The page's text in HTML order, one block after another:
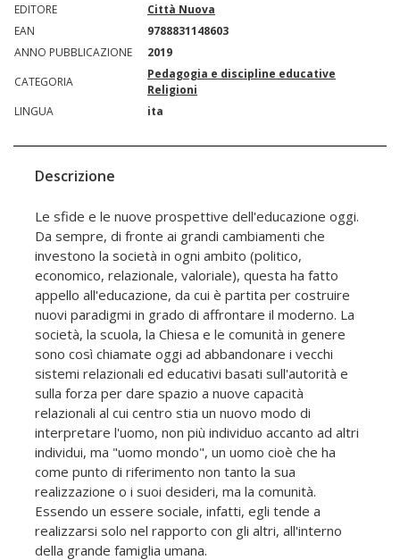
EDITORE
Città Nuova
EAN
9788831148603
ANNO PUBBLICAZIONE
2019
CATEGORIA
Pedagogia e discipline educative
Religioni
LINGUA
ita
Descrizione
Le sfide e le nuove prospettive dell'educazione oggi.
Da sempre, di fronte ai grandi cambiamenti che
investono la società in ogni ambito (politico,
economico, relazionale, valoriale), questa ha fatto
appello all'educazione, da cui è partita per costruire
nuovi paradigmi in grado di affrontare il moderno. La
società, la scuola, la Chiesa e le comunità in genere
sono così chiamate oggi ad abbandonare i vecchi
sistemi relazionali ed educativi basati sull'autorità e
sulla forza per dare spazio a nuove capacità
relazionali al cui centro stia un nuovo modo di
interpretare l'uomo, non più individuo accanto ad altri
individui, ma "uomo mondo", un uomo cioè che ha
come punto di riferimento non tanto la sua
realizzazione o i suoi desideri, ma la comunità.
Essendo un essere sociale, infatti, egli tende a
realizzarsi solo nel rapporto con gli altri, all'interno
della grande famiglia umana.